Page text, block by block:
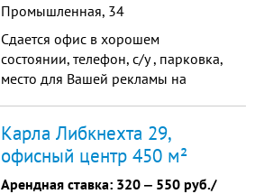
Промышленная, 34
Сдается офис в хорошем
состоянии, телефон, с/у , парковка,
место для Вашей рекламы на
Карла Либкнехта 29,
офисный центр 450 м²
Арендная ставка: 320 ‒ 550 руб./